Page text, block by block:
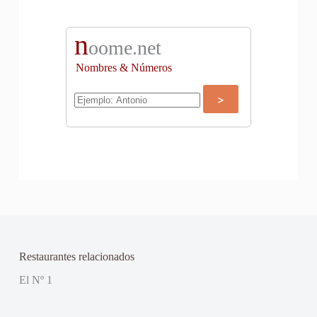
noome.net
Nombres & Números
Restaurantes relacionados
El Nº 1